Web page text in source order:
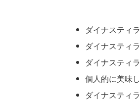
ダイナスティ
ダイナスティ
ダイナスティ
個人的に美味
ダイナスティ